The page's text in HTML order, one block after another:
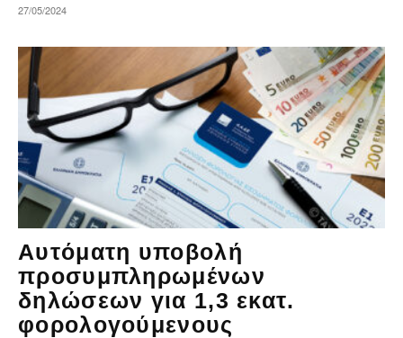
27/05/2024
Αυτόματη υποβολή
προσυμπληρωμένων
δηλώσεων για 1,3 εκατ.
φορολογούμενους